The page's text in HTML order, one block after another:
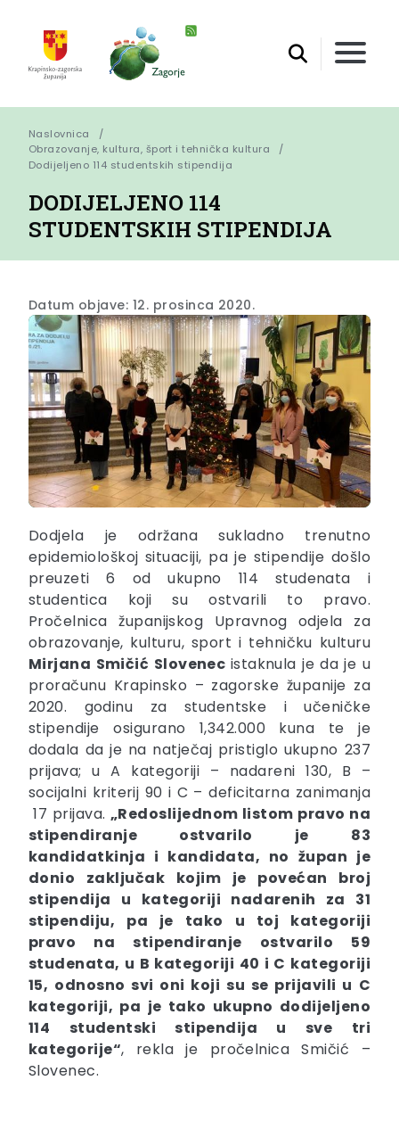
Naslovnica
Obrazovanje, kultura, šport i tehnička kultura
Dodijeljeno 114 studentskih stipendija
DODIJELJENO 114
STUDENTSKIH STIPENDIJA
Datum objave: 12. prosinca 2020.
Dodjela je održana sukladno trenutno
epidemiološkoj situaciji, pa je stipendije došlo
preuzeti 6 od ukupno 114 studenata i
studentica koji su ostvarili to pravo.
Pročelnica županijskog Upravnog odjela za
obrazovanje, kulturu, sport i tehničku kulturu
Mirjana Smičić Slovenec istaknula je da je u
proračunu Krapinsko – zagorske županije za
2020. godinu za studentske i učeničke
stipendije osigurano 1,342.000 kuna te je
dodala da je na natječaj pristiglo ukupno 237
prijava; u A kategoriji – nadareni 130, B –
socijalni kriterij 90 i C – deficitarna zanimanja
17 prijava. „Redoslijednom listom pravo na
stipendiranje ostvarilo je 83
kandidatkinja i kandidata, no župan je
donio zaključak kojim je povećan broj
stipendija u kategoriji nadarenih za 31
stipendiju, pa je tako u toj kategoriji
pravo na stipendiranje ostvarilo 59
studenata, u B kategoriji 40 i C kategoriji
15, odnosno svi oni koji su se prijavili u C
kategoriji, pa je tako ukupno dodijeljeno
114 studentski stipendija u sve tri
kategorije“, rekla je pročelnica Smičić –
Slovenec.